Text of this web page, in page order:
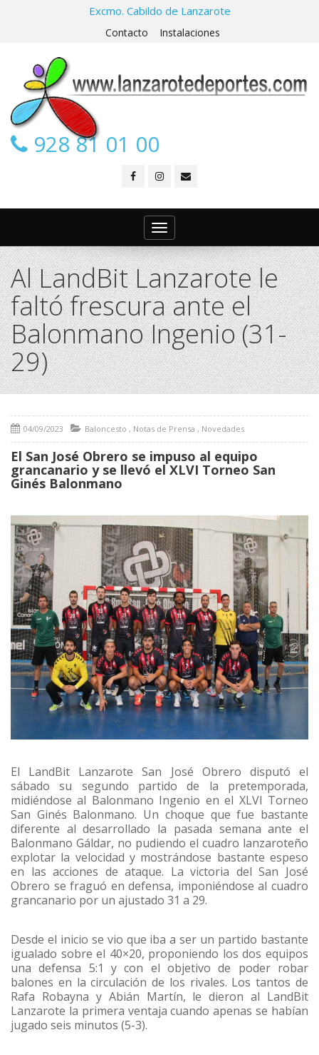
Excmo. Cabildo de Lanzarote
Contacto Instalaciones
928 81 01 00
Toggle
navigation
Al LandBit Lanzarote le
faltó frescura ante el
Balonmano Ingenio (31-
29)
04/09/2023 Baloncesto , Notas de Prensa , Novedades
El San José Obrero se impuso al equipo
grancanario y se llevó el XLVI Torneo San
Ginés Balonmano
El LandBit Lanzarote San José Obrero disputó el
sábado su segundo partido de la pretemporada,
midiéndose al Balonmano Ingenio en el XLVI Torneo
San Ginés Balonmano. Un choque que fue bastante
diferente al desarrollado la pasada semana ante el
Balonmano Gáldar, no pudiendo el cuadro lanzaroteño
explotar la velocidad y mostrándose bastante espeso
en las acciones de ataque. La victoria del San José
Obrero se fraguó en defensa, imponiéndose al cuadro
grancanario por un ajustado 31 a 29.
Desde el inicio se vio que iba a ser un partido bastante
igualado sobre el 40×20, proponiendo los dos equipos
una defensa 5:1 y con el objetivo de poder robar
balones en la circulación de los rivales. Los tantos de
Rafa Robayna y Abián Martín, le dieron al LandBit
Lanzarote la primera ventaja cuando apenas se habían
jugado seis minutos (5-3).